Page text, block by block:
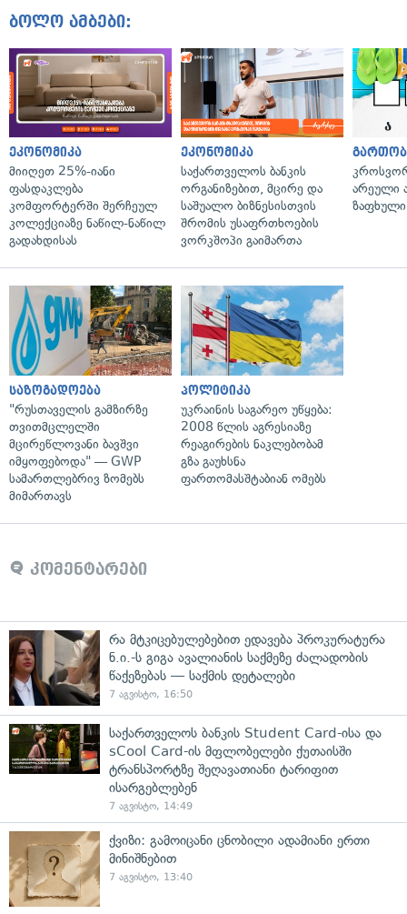
ბოლო ამბები:
ეკონომიკა
მიიღეთ 25%-იანი
ფასდაკლება
კომფორტერში შერჩეულ
კოლექციაზე ნაწილ-ნაწილ
გადახდისას
ეკონომიკა
საქართველოს ბანკის
ორგანიზებით, მცირე და
საშუალო ბიზნესისთვის
შრომის უსაფრთხოების
ვორკშოპი გაიმართა
არეული
საზოგადოება
"რუსთაველის გამზირზე
თვითმცლელში
მცირეწლოვანი ბავშვი
იმყოფებოდა" — GWP
სამართლებრივ ზომებს
მიმართავს
პოლიტიკა
უკრაინის საგარეო უწყება:
2008 წლის აგრესიაზე
რეაგირების ნაკლებობამ
გზა გაუხსნა
ფართომასშტაბიან ომებს
კომენტარები
რა მტკიცებულებებით ედავება პროკურატურა
ნ.ი.-ს გიგა ავალიანის საქმეზე ძალადობის
წაქეზებას — საქმის დეტალები
7 აგვისტო, 16:50
საქართველოს ბანკის Student Card-ისა და
sCool Card-ის მფლობელები ქუთაისში
ტრანსპორტზე შეღავათიანი ტარიფით
ისარგებლებენ
7 აგვისტო, 14:49
ქვიზი: გამოიცანი ცნობილი ადამიანი ერთი
მინიშნებით
7 აგვისტო, 13:40